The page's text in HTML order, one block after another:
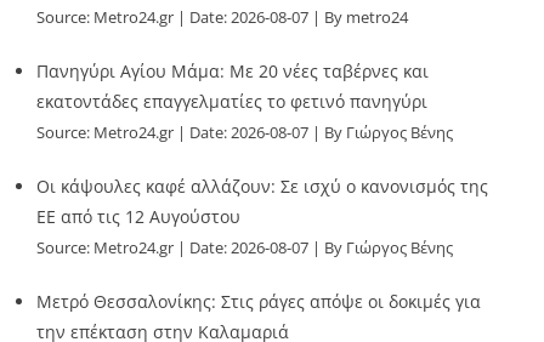
Source: Metro24.gr Date: 2026-08-07 By metro24
Πανηγύρι Αγίου Μάμα: Με 20 νέες ταβέρνες και
εκατοντάδες επαγγελματίες το φετινό πανηγύρι
Source: Metro24.gr Date: 2026-08-07 By Γιώργος Βένης
Οι κάψουλες καφέ αλλάζουν: Σε ισχύ ο κανονισμός της
ΕΕ από τις 12 Αυγούστου
Source: Metro24.gr Date: 2026-08-07 By Γιώργος Βένης
Μετρό Θεσσαλονίκης: Στις ράγες απόψε οι δοκιμές για
την επέκταση στην Καλαμαριά